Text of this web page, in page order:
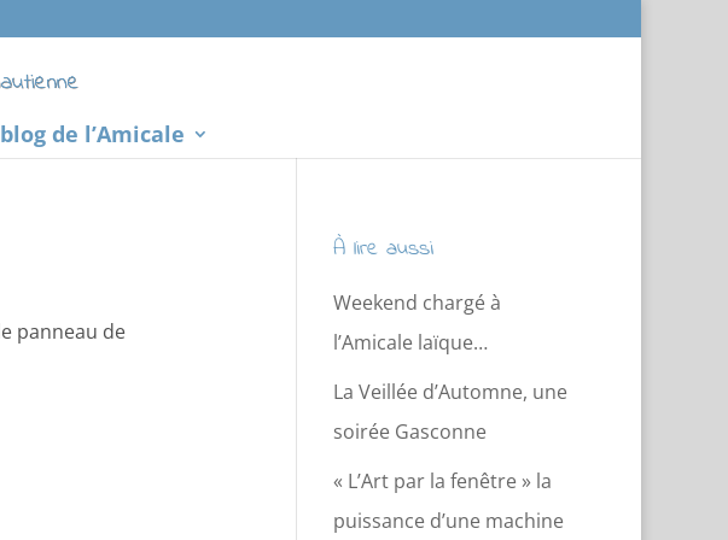
de l’Amicale
panneau de
À lire aussi
Weekend chargé à
l’Amicale laïque…
La Veillée d’Automne, une
soirée Gasconne
« L’Art par la fenêtre » la
puissance d’une machine